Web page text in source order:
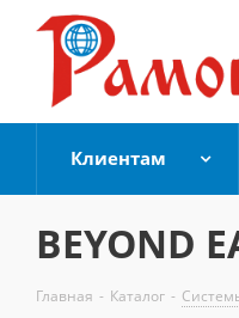
Клиентам
BEYOND
Главная - Каталог -